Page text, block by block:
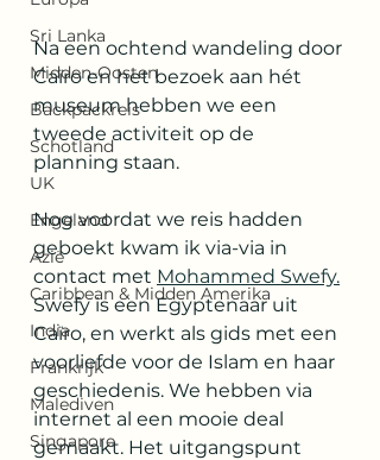
Sri Lanka
Midden-Oosten
Backpackreis
Schotland
UK
Engeland
Azië
Caribbean & Midden Amerika
India
Frankrijk
Malediven
Singapore
Na een ochtend wandeling door
Caïro en het bezoek aan hét
museum hebben we een
tweede activiteit op de
planning staan.
Nog voordat we reis hadden
geboekt kwam ik via-via in
contact met Mohammed Swefy.
Swefy is een Egyptenaar uit
Caïro, en werkt als gids met een
voorliefde voor de Islam en haar
geschiedenis. We hebben via
internet al een mooie deal
gemaakt. Het uitgangspunt